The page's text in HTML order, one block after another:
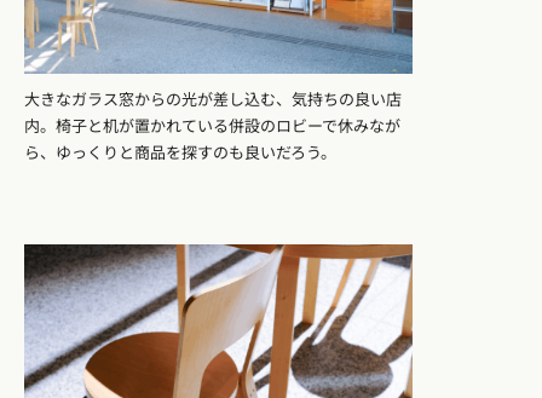
大きなガラス窓からの光が差し込む、気持ちの良い店
内。椅子と机が置かれている併設のロビーで休みなが
ら、ゆっくりと商品を探すのも良いだろう。